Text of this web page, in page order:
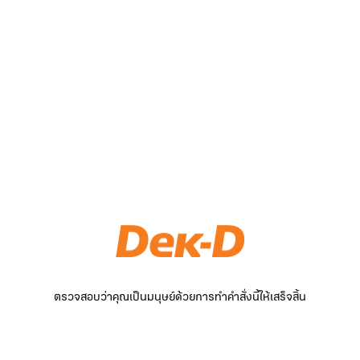
ตรวจสอบว่าคุณเป็นมนุษย์ด้วยการทำคำสั่งนี้ให้เสร็จสิ้น